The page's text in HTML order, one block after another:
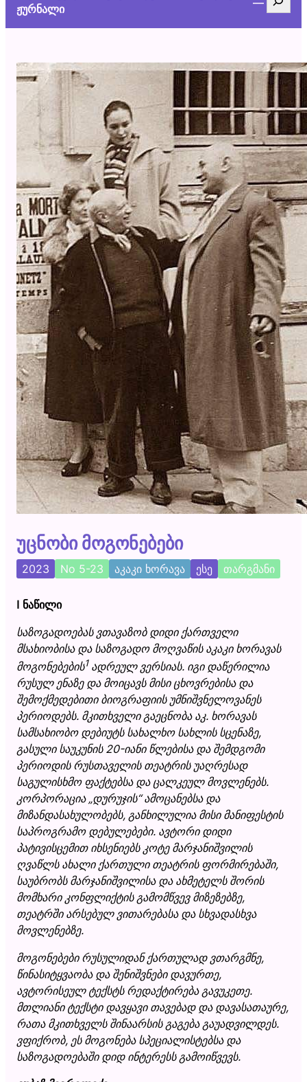
ჟურნალი
უცნობი მოგონებები
2023 No 5-23 აკაკი ხორავა ესე თარგმანი
I ნაწილი
საზოგადოებას ვთავაზობ დიდი ქართველი
მსახიობისა და საზოგადო მოღვაწის აკაკი ხორავას
მოგონებების1ადრეულ ვერსიას. იგი დაწერილია
რუსულ ენაზე და მოიცავს მისი ცხოვრებისა და
შემოქმედებითი ბიოგრაფიის უმნიშვნელოვანეს
პერიოდებს. მკითხველი გაეცნობა აკ. ხორავას
სამსახიობო დებიუტს სახალხო სახლის სცენაზე,
გასული საუკუნის 20-იანი წლებისა და შემდგომი
პერიოდის რუსთაველის თეატრის უაღრესად
საგულისხმო ფაქტებსა და ცალკეულ მოვლენებს.
კორპორაცია „დურუჯის“ ამოცანებსა და
მიზანდასახულობებს, განხილულია მისი მანიფესტის
საპროგრამო დებულებები. ავტორი დიდი
პატივისცემით იხსენიებს კოტე მარჯანიშვილის
ღვაწლს ახალი ქართული თეატრის ფორმირებაში,
საუბრობს მარჯანიშვილისა და ახმეტელს შორის
მომხარი კონფლიქტის გამომწვევ მიზეზებზე,
თეატრში არსებულ ვითარებასა და სხვადასხვა
მოვლენებზე.
მოგონებები რუსულიდან ქართულად ვთარგმნე,
წინასიტყვაობა და შენიშვნები დავურთე,
ავტორისეულ ტექსტს რედაქტირება გავუკეთე.
მთლიანი ტექსტი დავყავი თავებად და დავასათაურე,
რათა მკითხველს შინაარსის გაგება გაუადვილდეს.
ვფიქრობ, ეს მოგონება სპეციალისტებსა და
საზოგადოებაში დიდ ინტერესს გამოიწვევს.